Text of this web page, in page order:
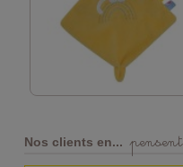
Nos clients en... pensent